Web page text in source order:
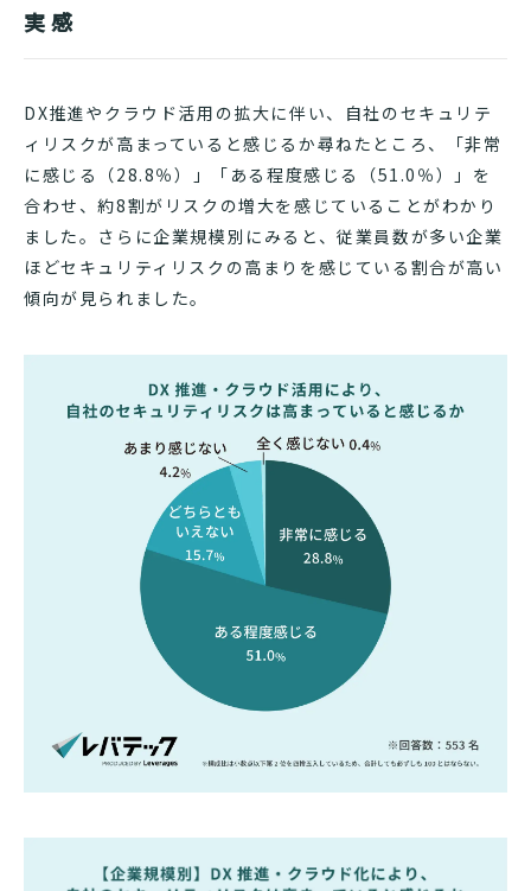
実感
DX推進やクラウド活用の拡大に伴い、自社のセキュリテ
ィリスクが高まっていると感じるか尋ねたところ、「非常
に感じる（28.8％）」「ある程度感じる（51.0％）」を
合わせ、約8割がリスクの増大を感じていることがわかり
ました。さらに企業規模別にみると、従業員数が多い企業
ほどセキュリティリスクの高まりを感じている割合が高い
傾向が見られました。